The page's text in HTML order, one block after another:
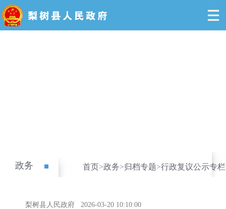
政务 首页>政务>归档专题>行政复议公示专栏
梨树县人民政府 2026-03-20 10:10:00